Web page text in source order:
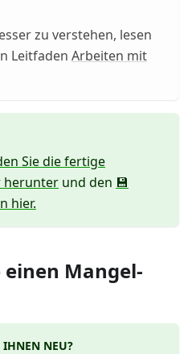
zu verstehen, lesen
Leitfaden Arbeiten mit
Sie die fertige
herunter und den 💾
hier.
einen Mangel-
IHNEN NEU?